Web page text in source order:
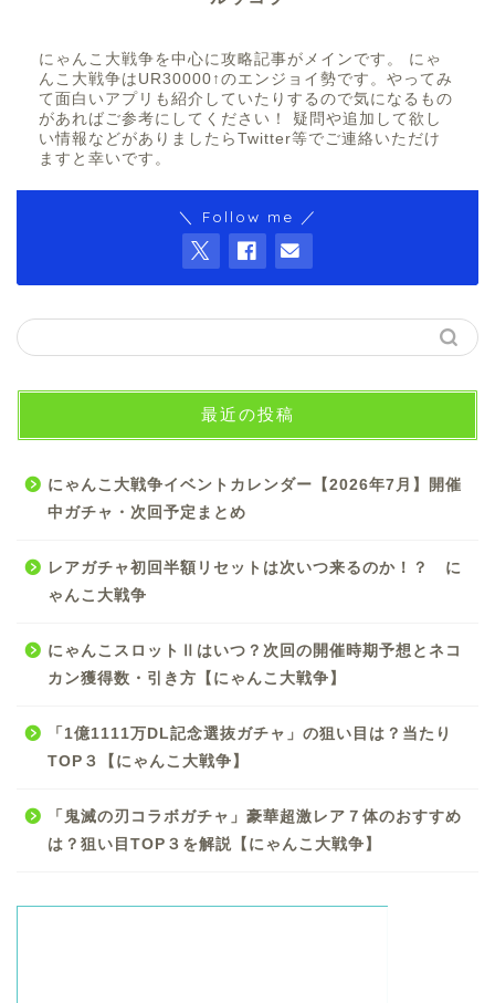
にゃんこ大戦争を中心に攻略記事がメインです。 にゃ
んこ大戦争はUR30000↑のエンジョイ勢です。やってみ
て面白いアプリも紹介していたりするので気になるもの
があればご参考にしてください！ 疑問や追加して欲し
い情報などがありましたらTwitter等でご連絡いただけ
ますと幸いです。
＼ Follow me ／
最近の投稿
にゃんこ大戦争イベントカレンダー【2026年7月】開催
中ガチャ・次回予定まとめ
レアガチャ初回半額リセットは次いつ来るのか！？ に
ゃんこ大戦争
にゃんこスロットⅡはいつ？次回の開催時期予想とネコ
カン獲得数・引き方【にゃんこ大戦争】
「1億1111万DL記念選抜ガチャ」の狙い目は？当たり
TOP３【にゃんこ大戦争】
「鬼滅の刃コラボガチャ」豪華超激レア７体のおすすめ
は？狙い目TOP３を解説【にゃんこ大戦争】